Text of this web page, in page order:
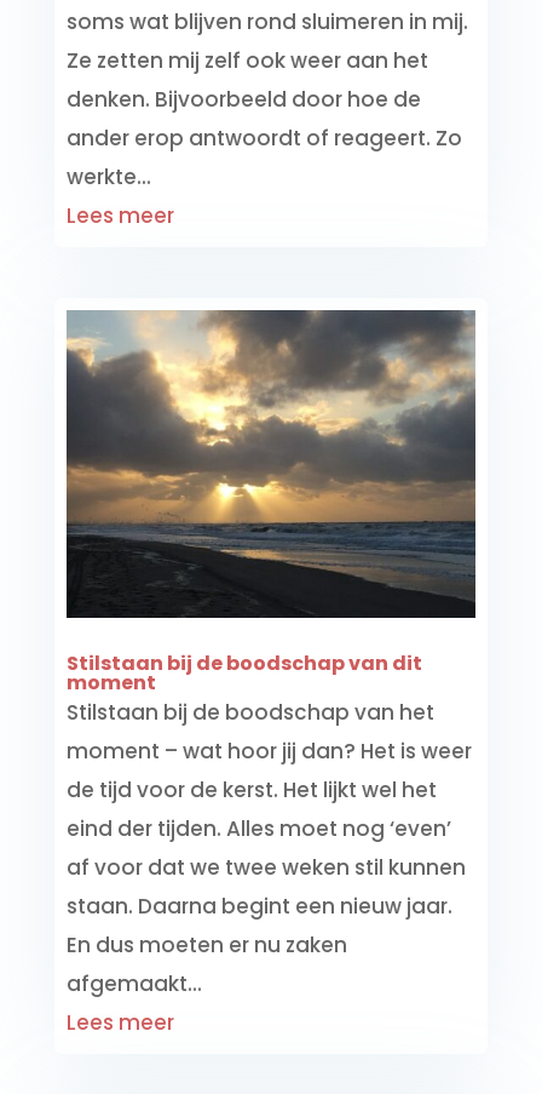
soms wat blijven rond sluimeren in mij.
Ze zetten mij zelf ook weer aan het
denken. Bijvoorbeeld door hoe de
ander erop antwoordt of reageert. Zo
werkte...
Lees meer
Stilstaan bij de boodschap van dit
moment
Stilstaan bij de boodschap van het
moment – wat hoor jij dan? Het is weer
de tijd voor de kerst. Het lijkt wel het
eind der tijden. Alles moet nog ‘even’
af voor dat we twee weken stil kunnen
staan. Daarna begint een nieuw jaar.
En dus moeten er nu zaken
afgemaakt...
Lees meer